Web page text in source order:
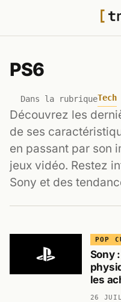
PS6
Dans la rubriqueTech
Découvrez les
de ses
en passant par son
jeux vidéo. Restez
Sony et des
POP
Sony
les
26